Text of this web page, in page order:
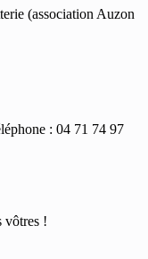
(association Auzon
: 04 71 74 97
vôtres !